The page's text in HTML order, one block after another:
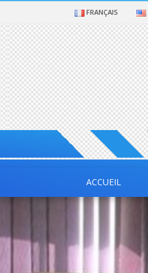
FRANÇAIS
ACCUEIL